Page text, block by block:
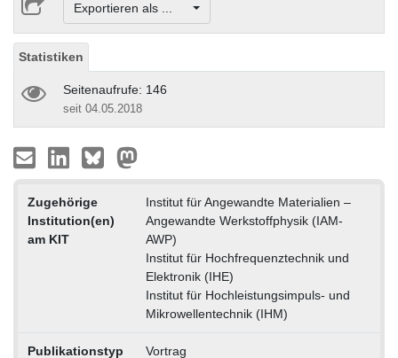
Exportieren als ...
Statistiken
Seitenaufrufe: 146
seit 04.05.2018
Zugehörige
Institution(en)
am KIT
Institut für Angewandte Materialien –
Angewandte Werkstoffphysik (IAM-
AWP)
Institut für Hochfrequenztechnik und
Elektronik (IHE)
Institut für Hochleistungsimpuls- und
Mikrowellentechnik (IHM)
Publikationstyp Vortrag